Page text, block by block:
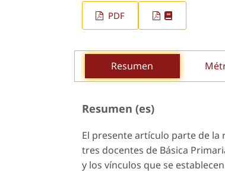
PDF
Resumen
Resumen (es)
El presente artículo parte de
tres docentes de Básica
y los vínculos que se